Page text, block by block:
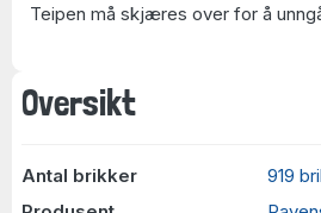
Oversikt
Antal brikker
919
Teipen må skjæres over for å